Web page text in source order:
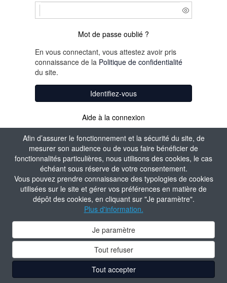
Afin d’assurer le fonctionnement et la sécurité du site, de
mesurer son audience ou de vous faire bénéficier de
fonctionnalités particulières, nous utilisons des cookies, le cas
échéant sous réserve de votre consentement.
Vous pouvez prendre connaissance des typologies de cookies
utilisées sur le site et gérer vos préférences en matière de
dépôt des cookies, en cliquant sur "Je paramètre".
Plus d'information.
Je paramètre
Tout refuser
Tout accepter
Mot de passe oublié ?
En vous connectant, vous attestez avoir pris
connaissance de la Politique de confidentialité
du site.
Identifiez-vous
Aide à la connexion